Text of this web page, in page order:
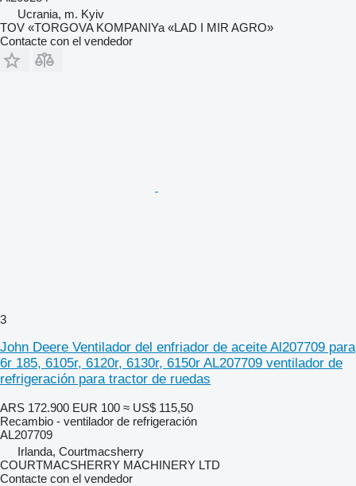
Ucrania, m. Kyiv
TOV «TORGOVA KOMPANIYa «LAD I MIR AGRO»
Contacte con el vendedor
3
John Deere Ventilador del enfriador de aceite Al207709 para
6r 185, 6105r, 6120r, 6130r, 6150r AL207709 ventilador de
refrigeración para tractor de ruedas
ARS 172.900 EUR 100 ≈ US$ 115,50
Recambio - ventilador de refrigeración
AL207709
Irlanda, Courtmacsherry
COURTMACSHERRY MACHINERY LTD
Contacte con el vendedor